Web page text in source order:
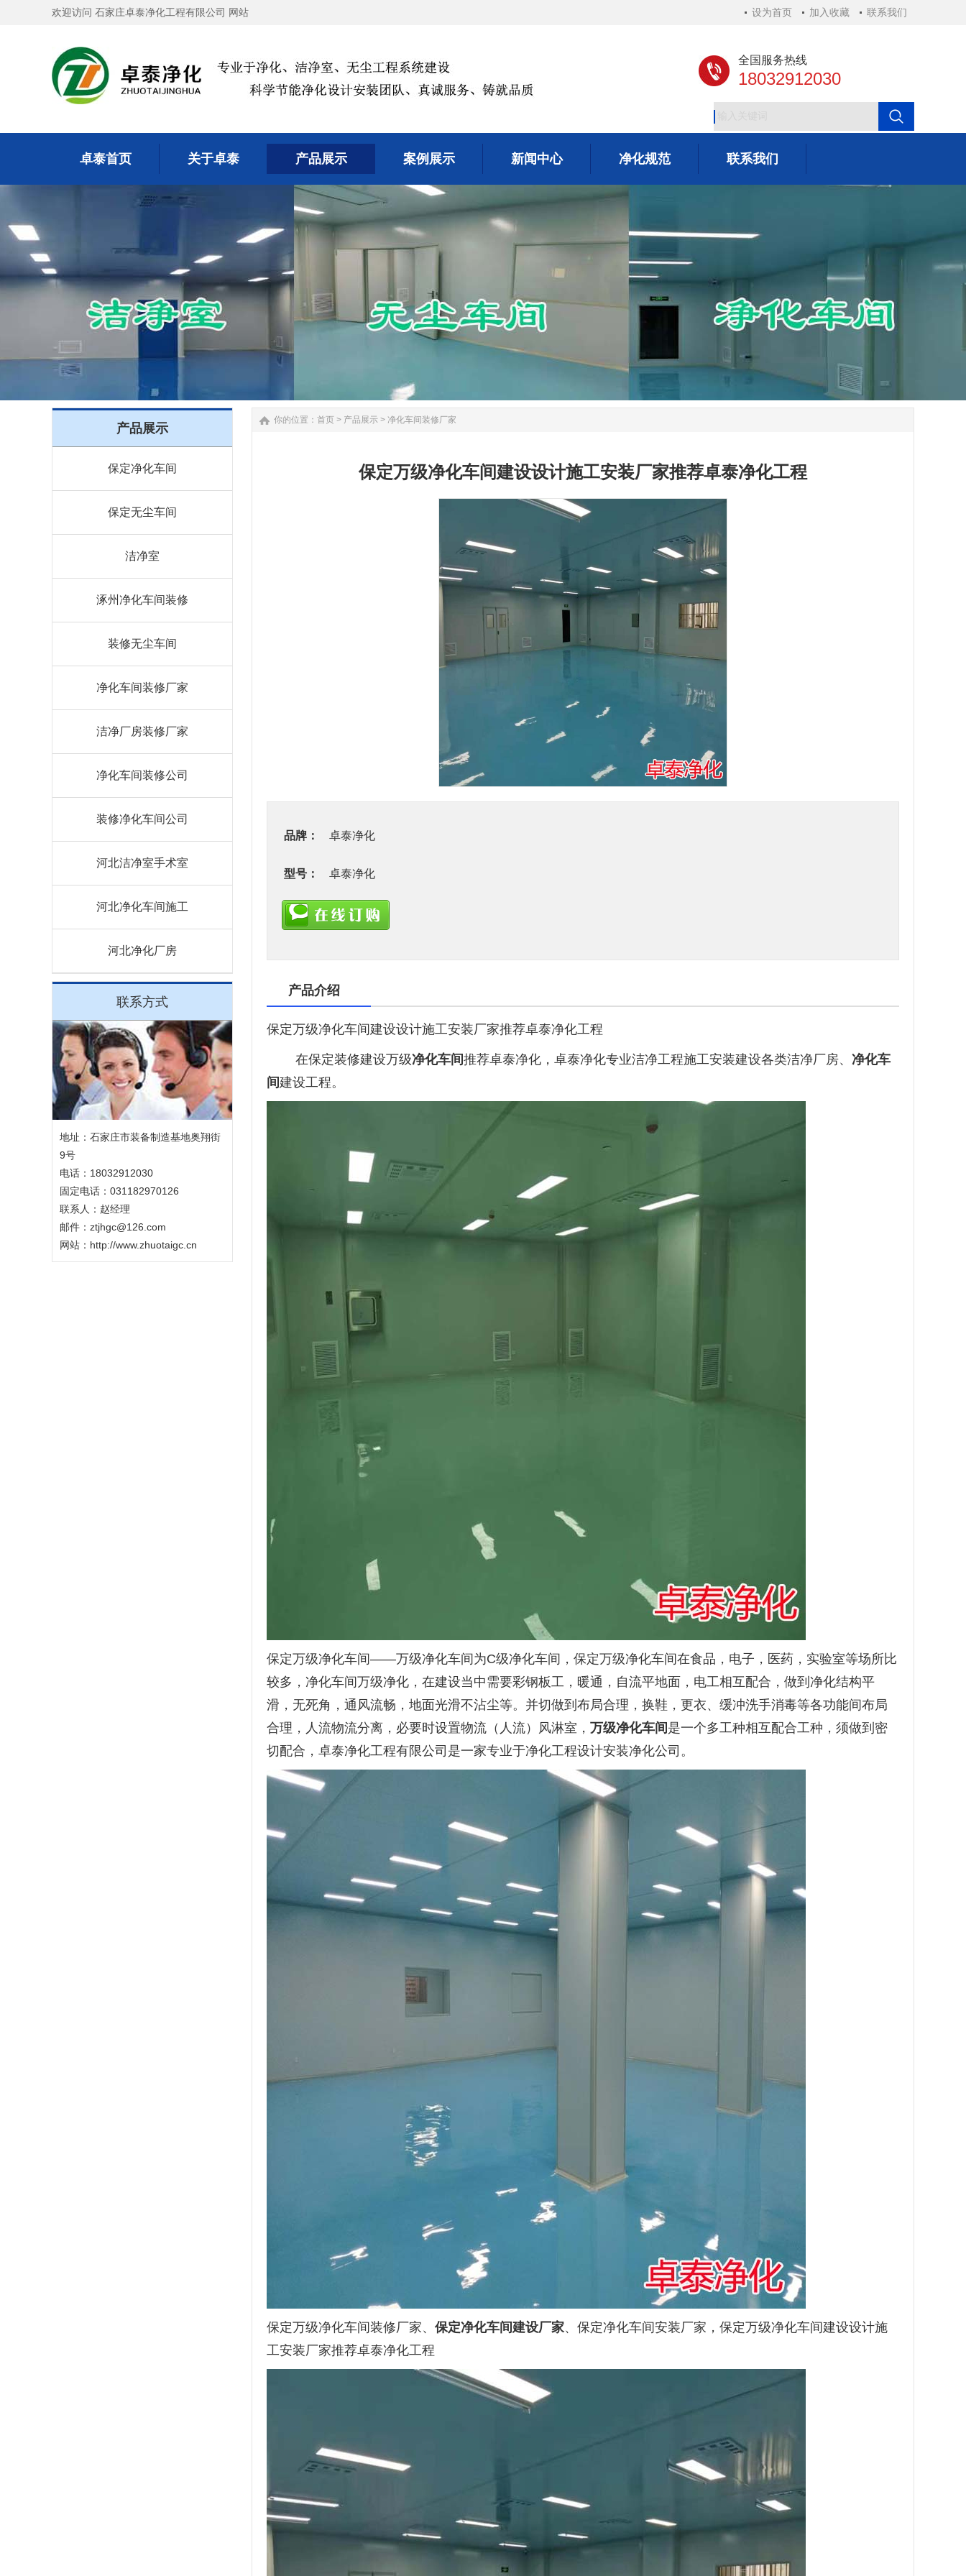
欢迎访问 石家庄卓泰净化工程有限公司 网站 设为首页 加入收藏 联系我们
全国服务热线
18032912030
卓泰首页 关于卓泰 产品展示 案例展示 新闻中心 净化规范
联系我们
联系我们
产品展示
保定净化车间
保定无尘车间
洁净室
涿州净化车间装修
装修无尘车间
净化车间装修厂家
洁净厂房装修厂家
净化车间装修公司
装修净化车间公司
河北洁净室手术室
河北净化车间施工
河北净化厂房
联系方式
地址：石家庄市装备制造基地奥翔街
9号
电话：18032912030
固定电话：031182970126
联系人：赵经理
邮件：ztjhgc@126.com
网站：http://www.zhuotaigc.cn
你的位置： 首页 > 产品展示 > 净化车间装修厂家
保定万级净化车间建设设计施工安装厂家推荐卓泰净化工程
品牌： 卓泰净化
型号： 卓泰净化
产品介绍
保定万级净化车间建设设计施工安装厂家推荐卓泰净化工程
在保定装修建设万级净化车间推荐卓泰净化，卓泰净化专业洁净工程施工安装建设各类洁净厂房、 净化车
间建设工程。
保定万级净化车间——万级净化车间为C级净化车间，保定万级净化车间在食品，电子，医药，实验室等场所比
较多，净化车间万级净化，在建设当中需要彩钢板工，暖通，自流平地面，电工相互配合，做到净化结构平
滑，无死角，通风流畅，地面光滑不沾尘等。并切做到布局合理，换鞋，更衣、缓冲洗手消毒等各功能间布局
合理，人流物流分离，必要时设置物流（人流）风淋室， 万级净化车间 是一个多工种相互配合工种，须做到密
切配合，卓泰净化工程有限公司是一家专业于净化工程设计安装净化公司。
保定万级净化车间装修厂家、 保定净化车间建设厂家、保定净化车间安装厂家，保定万级净化车间建设设计施
工安装厂家推荐卓泰净化工程